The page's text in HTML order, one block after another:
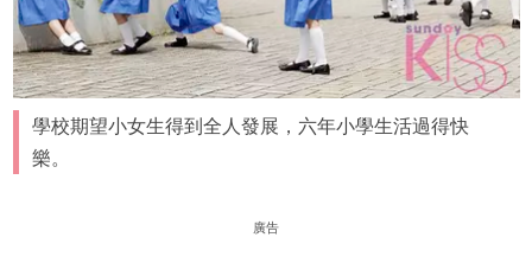
學校期望小女生得到全人發展，六年小學生活過得快
樂。
廣告